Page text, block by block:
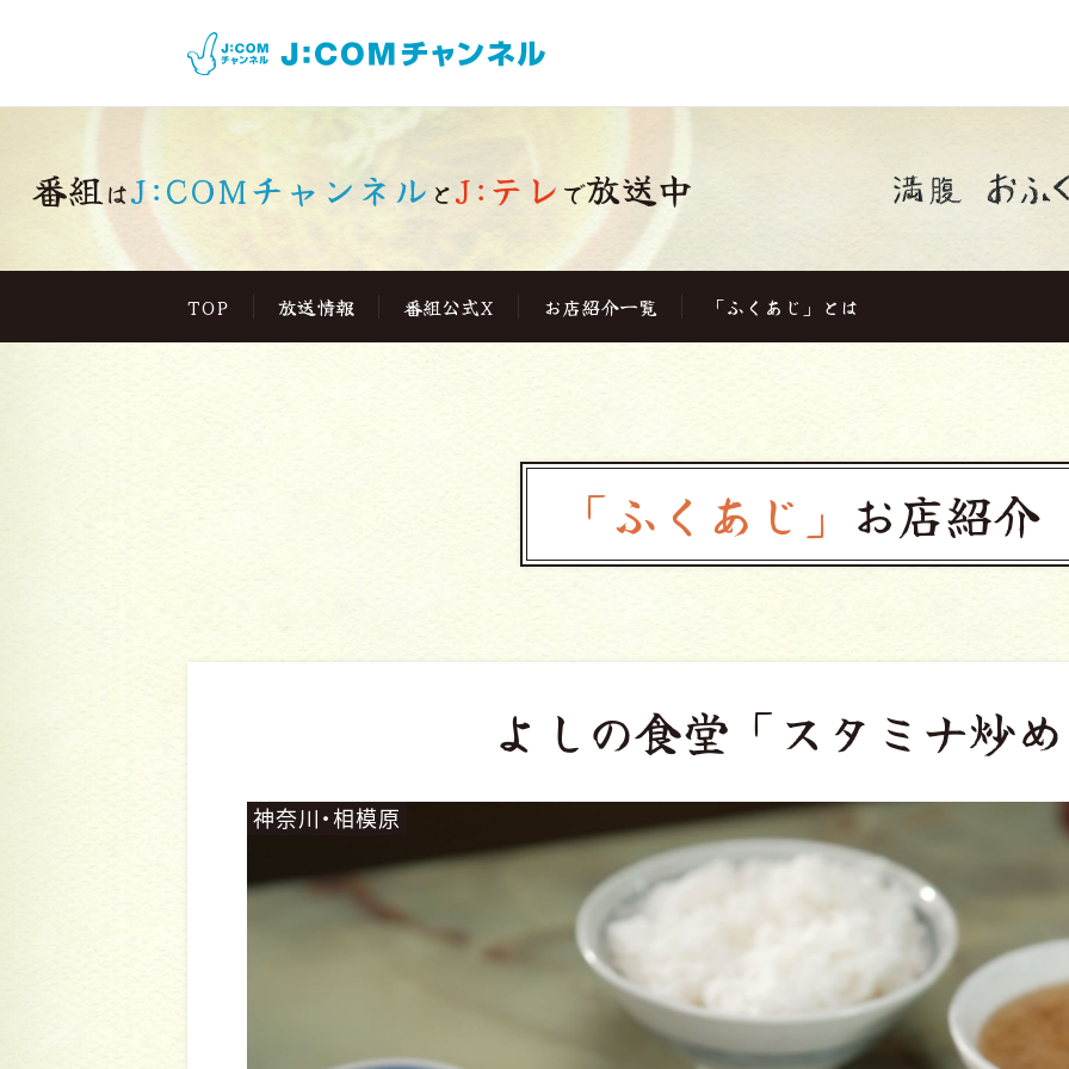
番組はJ:COMチャンネル とJ:テレ で放送中
TOP 放送情報 番組公式X お店紹介一覧 「ふくあじ」とは
「ふくあじ」 お店紹介
よしの食堂 「スタミナ炒
神奈川・相模原